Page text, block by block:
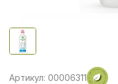
Артикул: 00006311